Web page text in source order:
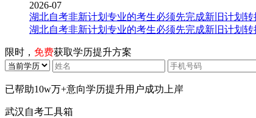
2026-07
湖北自考非新计划专业的考生必须先完成新旧计划转
湖北自考非新计划专业的考生必须先完成新旧计划转
限时， 免费获取学历提升方案
已帮助10w万+意向学历提升用户成功上岸
武汉自考工具箱